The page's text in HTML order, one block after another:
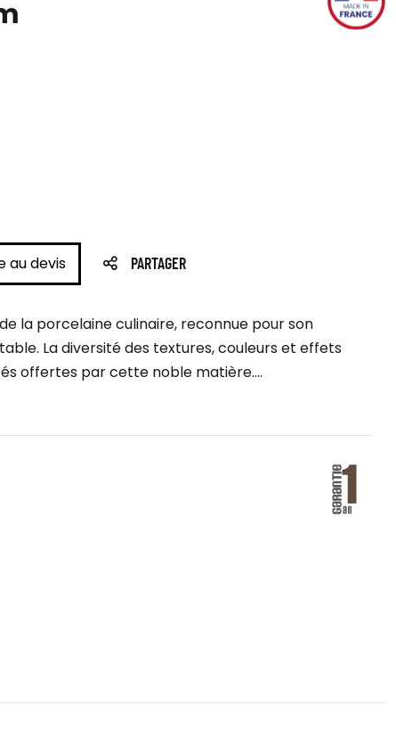
au devis PARTAGER
la porcelaine culinaire, reconnue pour son
La diversité des textures, couleurs et effets
offertes par cette noble matière....